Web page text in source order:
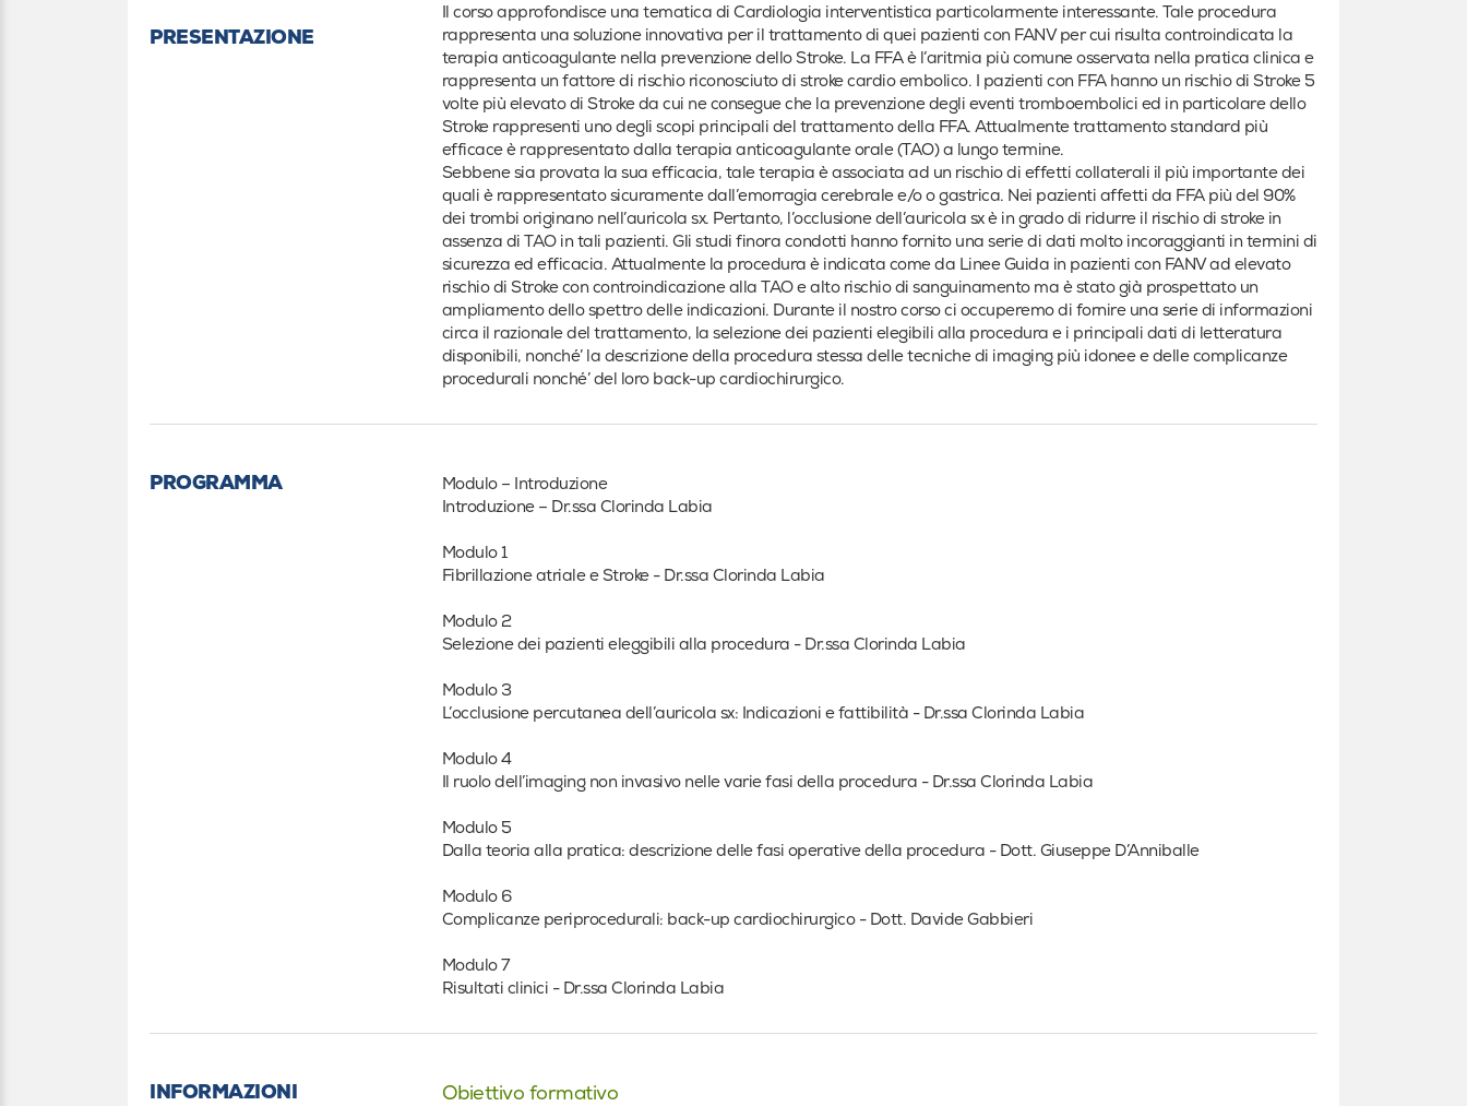
PRESENTAZIONE
Il corso approfondisce una tematica di Cardiologia interventistica particolarmente interessante. Tale procedura
rappresenta una soluzione innovativa per il trattamento di quei pazienti con FANV per cui risulta controindicata la
terapia anticoagulante nella prevenzione dello Stroke. La FFA è l’aritmia più comune osservata nella pratica clinica e
rappresenta un fattore di rischio riconosciuto di stroke cardio embolico. I pazienti con FFA hanno un rischio di Stroke 5
volte più elevato di Stroke da cui ne consegue che la prevenzione degli eventi tromboembolici ed in particolare dello
Stroke rappresenti uno degli scopi principali del trattamento della FFA. Attualmente trattamento standard più
efficace è rappresentato dalla terapia anticoagulante orale (TAO) a lungo termine.
Sebbene sia provata la sua efficacia, tale terapia è associata ad un rischio di effetti collaterali il più importante dei
quali è rappresentato sicuramente dall’emorragia cerebrale e/o o gastrica. Nei pazienti affetti da FFA più del 90%
dei trombi originano nell’auricola sx. Pertanto, l’occlusione dell’auricola sx è in grado di ridurre il rischio di stroke in
assenza di TAO in tali pazienti. Gli studi finora condotti hanno fornito una serie di dati molto incoraggianti in termini di
sicurezza ed efficacia. Attualmente la procedura è indicata come da Linee Guida in pazienti con FANV ad elevato
rischio di Stroke con controindicazione alla TAO e alto rischio di sanguinamento ma è stato già prospettato un
ampliamento dello spettro delle indicazioni. Durante il nostro corso ci occuperemo di fornire una serie di informazioni
circa il razionale del trattamento, la selezione dei pazienti elegibili alla procedura e i principali dati di letteratura
disponibili, nonché’ la descrizione della procedura stessa delle tecniche di imaging più idonee e delle complicanze
procedurali nonché’ del loro back-up cardiochirurgico.
PROGRAMMA
Modulo – Introduzione
Introduzione – Dr.ssa Clorinda Labia
Modulo 1
Fibrillazione atriale e Stroke - Dr.ssa Clorinda Labia
Modulo 2
Selezione dei pazienti eleggibili alla procedura - Dr.ssa Clorinda Labia
Modulo 3
L’occlusione percutanea dell’auricola sx: Indicazioni e fattibilità - Dr.ssa Clorinda Labia
Modulo 4
Il ruolo dell’imaging non invasivo nelle varie fasi della procedura - Dr.ssa Clorinda Labia
Modulo 5
Dalla teoria alla pratica: descrizione delle fasi operative della procedura - Dott. Giuseppe D’Anniballe
Modulo 6
Complicanze periprocedurali: back-up cardiochirurgico - Dott. Davide Gabbieri
Modulo 7
Risultati clinici - Dr.ssa Clorinda Labia
INFORMAZIONI Obiettivo formativo